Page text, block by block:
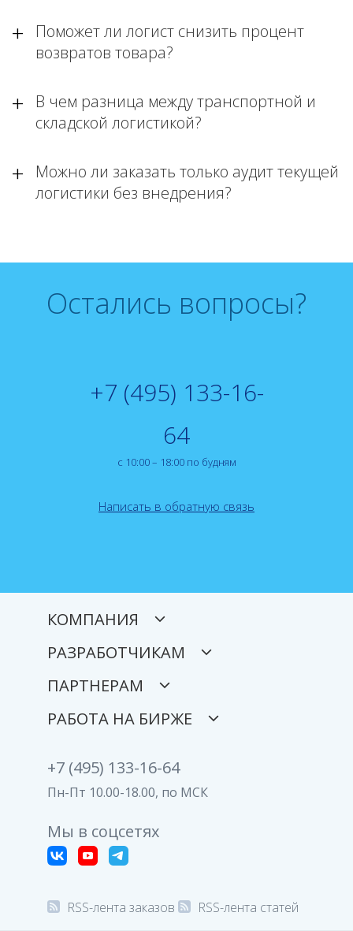
Поможет ли логист снизить процент
возвратов товара?
В чем разница между транспортной и
складской логистикой?
Можно ли заказать только аудит текущей
логистики без внедрения?
Остались вопросы?
+7 (495) 133-16-
64
с 10:00 – 18:00 по будням
Написать в обратную связь
КОМПАНИЯ
РАЗРАБОТЧИКАМ
ПАРТНЕРАМ
РАБОТА НА БИРЖЕ
+7 (495) 133-16-64
Пн-Пт 10.00-18.00, по МСК
Мы в соцсетях
RSS-лента заказов RSS-лента статей